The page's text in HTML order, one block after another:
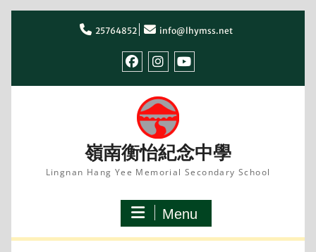
25764852 info@lhymss.net
嶺南衡怡紀念中學
Lingnan Hang Yee Memorial Secondary School
Menu